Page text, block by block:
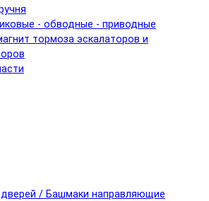
- обводные - приводные
тормоза эскалаторов и
/ Башмаки направляющие